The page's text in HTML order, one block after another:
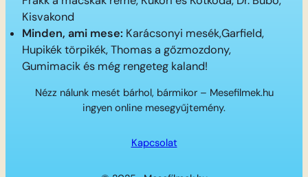
Kisvakond
Minden, ami mese: Karácsonyi mesék,Garfield,
Hupikék törpikék, Thomas a gőzmozdony,
Gumimacik és még rengeteg kaland!
Nézz nálunk mesét bárhol, bármikor – Mesefilmek.hu
ingyen online mesegyűjtemény.
Kapcsolat